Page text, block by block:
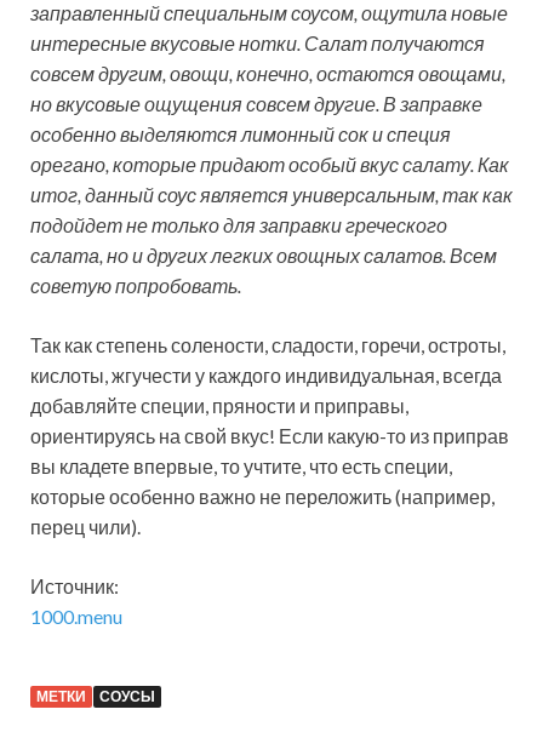
заправленный специальным соусом, ощутила новые
интересные вкусовые нотки. Салат получаются
совсем другим, овощи, конечно, остаются овощами,
но вкусовые ощущения совсем другие. В заправке
особенно выделяются лимонный сок и специя
орегано, которые придают особый вкус салату. Как
итог, данный соус является универсальным, так как
подойдет не только для заправки греческого
салата, но и других легких овощных салатов. Всем
советую попробовать.
Так как степень солености, сладости, горечи, остроты,
кислоты, жгучести у каждого индивидуальная, всегда
добавляйте специи, пряности и приправы,
ориентируясь на свой вкус! Если какую-то из приправ
вы кладете впервые, то учтите, что есть специи,
которые особенно важно не переложить (например,
перец чили).
Источник:
1000.menu
МЕТКИ СОУСЫ